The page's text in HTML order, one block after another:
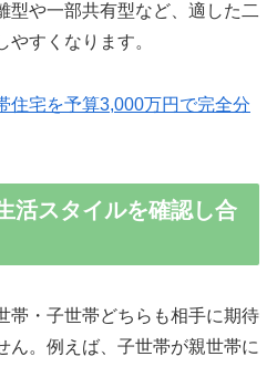
型や一部共有型など、適した二
すくなります。
住宅を予算3,000万円で完全分
活スタイルを確認し合
帯・子世帯どちらも相手に期待
ん。例えば、子世帯が親世帯に